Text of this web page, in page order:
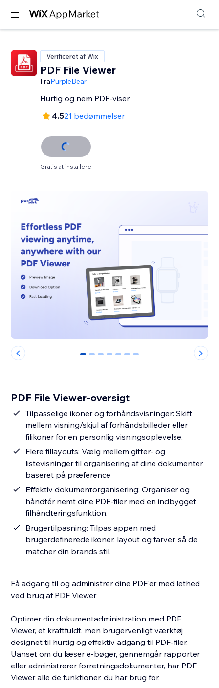
Verificeret af Wix
PDF File Viewer
FraPurpleBear
Hurtig og nem PDF-viser
4.521 bedømmelser
Gratis at installere
0 1 2 3 4 5 6
PDF File Viewer-oversigt
Tilpasselige ikoner og forhåndsvisninger: Skift
mellem visning/skjul af forhåndsbilleder eller
filikoner for en personlig visningsoplevelse.
Flere fillayouts: Vælg mellem gitter- og
listevisninger til organisering af dine dokumenter
baseret på præference
Effektiv dokumentorganisering: Organiser og
håndtér nemt dine PDF-filer med en indbygget
filhåndteringsfunktion.
Brugertilpasning: Tilpas appen med
brugerdefinerede ikoner, layout og farver, så de
matcher din brands stil.
Få adgang til og administrer dine PDF'er med lethed
ved brug af PDF Viewer
Optimer din dokumentadministration med PDF
Viewer, et kraftfuldt, men brugervenligt værktøj
designet til hurtig og effektiv adgang til PDF-filer.
Uanset om du læser e-bøger, gennemgår rapporter
eller administrerer forretningsdokumenter, har PDF
Viewer alle de funktioner, du har brug for.